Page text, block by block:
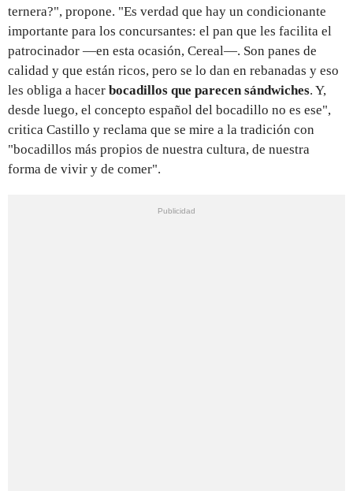
ternera?", propone. "Es verdad que hay un condicionante
importante para los concursantes: el pan que les facilita el
patrocinador —en esta ocasión, Cereal—. Son panes de
calidad y que están ricos, pero se lo dan en rebanadas y eso
les obliga a hacer bocadillos que parecen sándwiches. Y,
desde luego, el concepto español del bocadillo no es ese",
critica Castillo y reclama que se mire a la tradición con
"bocadillos más propios de nuestra cultura, de nuestra
forma de vivir y de comer".